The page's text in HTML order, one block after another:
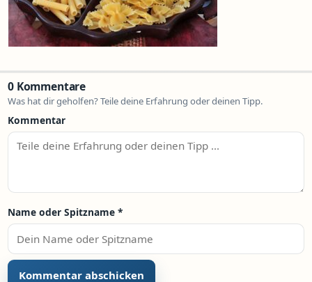
0 Kommentare
Was hat dir geholfen? Teile deine Erfahrung oder deinen Tipp.
Kommentar
Name oder Spitzname *